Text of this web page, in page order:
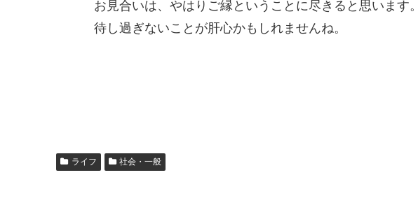
お見合いは、やはりご縁ということに尽きると思います
待し過ぎないことが肝心かもしれませんね。
ライフ 社会・一般